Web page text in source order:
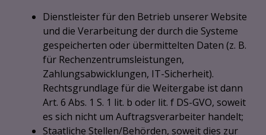
Dienstleister für den Betrieb unserer Website
und die Verarbeitung der durch die Systeme
gespeicherten oder übermittelten Daten (z. B.
für Rechenzentrumsleistungen,
Zahlungsabwicklungen, IT-Sicherheit).
Rechtsgrundlage für die Weitergabe ist dann
Art. 6 Abs. 1 S. 1 lit. b oder lit. f DS-GVO, soweit
es sich nicht um Auftragsverarbeiter handelt;
Staatliche Stellen/Behörden, soweit dies zur